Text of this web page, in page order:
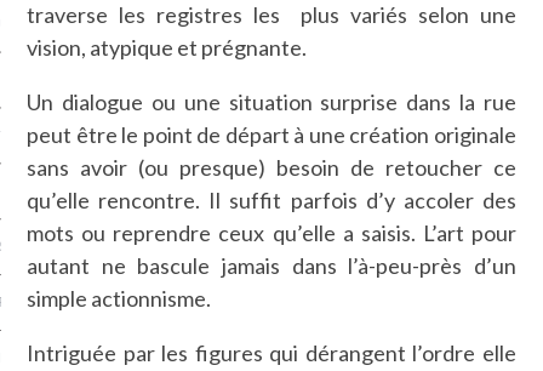
traverse les registres les plus variés selon une
vision, atypique et prégnante.
Un dialogue ou une situation surprise dans la rue
peut être le point de départ à une création originale
sans avoir (ou presque) besoin de retoucher ce
qu’elle rencontre. Il suffit parfois d’y accoler des
mots ou reprendre ceux qu’elle a saisis. L’art pour
autant ne bascule jamais dans l’à-peu-près d’un
simple actionnisme.
Intriguée par les figures qui dérangent l’ordre elle